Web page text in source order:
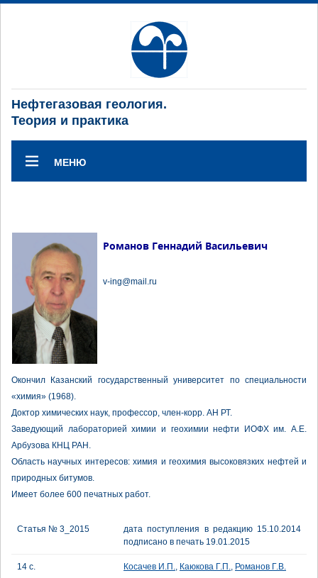
Нефтегазовая геология.
Теория и практика
МЕНЮ
Романов Геннадий Васильевич
v-ing@mail.ru
Окончил Казанский государственный университет по специальности
«химия» (1968).
Доктор химических наук, профессор, член-корр. АН РТ.
Заведующий лабораторией химии и геохимии нефти ИОФХ им. А.Е.
Арбузова КНЦ РАН.
Область научных интересов: химия и геохимия высоковязких нефтей и
природных битумов.
Имеет более 600 печатных работ.
Статья № 3_2015
дата поступления в редакцию 15.10.2014
подписано в печать 19.01.2015
14 с. Косачев И.П., Каюкова Г.П., Романов Г.В.